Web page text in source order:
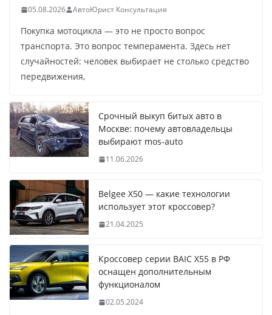
05.08.2026 АвтоЮрист Консультация
Покупка мотоцикла — это не просто вопрос
транспорта. Это вопрос темперамента. Здесь нет
случайностей: человек выбирает не столько средство
передвижения,
Срочный выкуп битых авто в
Москве: почему автовладельцы
выбирают mos-auto
11.06.2026
Belgee X50 — какие технологии
использует этот кроссовер?
21.04.2025
Кроссовер серии BAIC X55 в РФ
оснащен дополнительным
функционалом
02.05.2024